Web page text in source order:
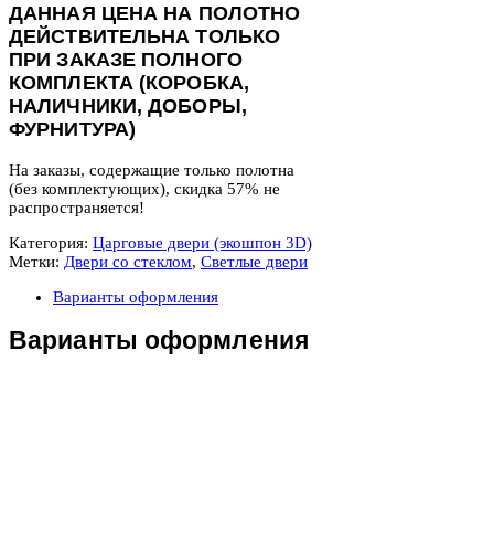
ДАННАЯ ЦЕНА НА ПОЛОТНО
ДЕЙСТВИТЕЛЬНА ТОЛЬКО
ПРИ ЗАКАЗЕ ПОЛНОГО
КОМПЛЕКТА (КОРОБКА,
НАЛИЧНИКИ, ДОБОРЫ,
ФУРНИТУРА)
На заказы, содержащие только полотна
(без комплектующих), скидка 57% не
распространяется!
Категория: Царговые двери (экошпон 3D)
Метки: Двери со стеклом, Светлые двери
Варианты оформления
Варианты оформления